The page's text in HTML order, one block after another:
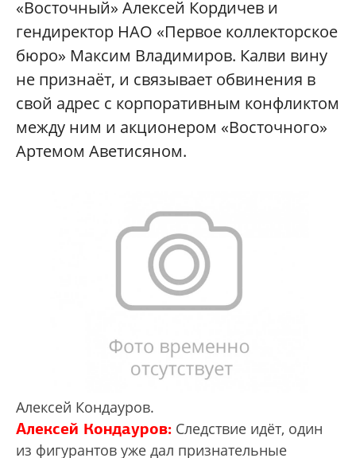
«Восточный» Алексей Кордичев и
гендиректор НАО «Первое коллекторское
бюро» Максим Владимиров. Калви вину
не признаёт, и связывает обвинения в
свой адрес с корпоративным конфликтом
между ним и акционером «Восточного»
Артемом Аветисяном.
Алексей Кондауров.
Алексей Кондауров: Следствие идёт, один
из фигурантов уже дал признательные